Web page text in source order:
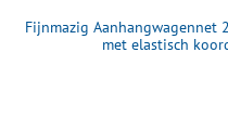
Fijnmazig Aanhangwagennet
met elastisch